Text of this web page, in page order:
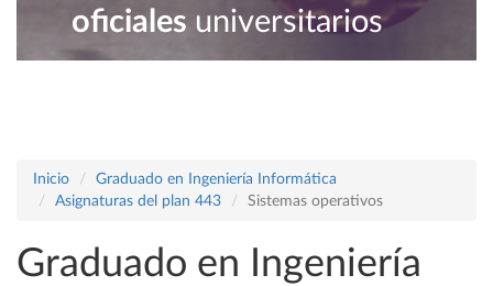
oficiales universitarios
Inicio
Graduado en Ingeniería Informática
Asignaturas del plan 443
Sistemas operativos
Graduado en Ingeniería